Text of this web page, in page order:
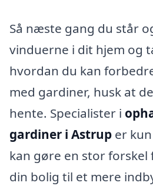
Så næste gang du står
vinduerne i dit hjem og
hvordan du kan
med gardiner, husk at
hente. Specialister i
gardiner i Astrup er
kan gøre en stor
din bolig til et mere